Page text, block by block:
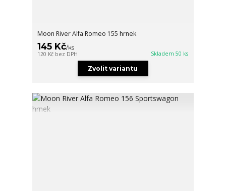
Moon River Alfa Romeo 155 hrnek
145 Kč/ks
120 Kč bez DPH Skladem 50 ks
Zvolit variantu